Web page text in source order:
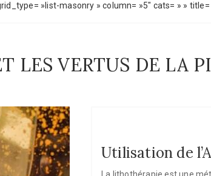
»list-masonry » column= »5″ cats= » » title=
LES VERTUS DE LA
Utilisation de
La lithothérapie est une